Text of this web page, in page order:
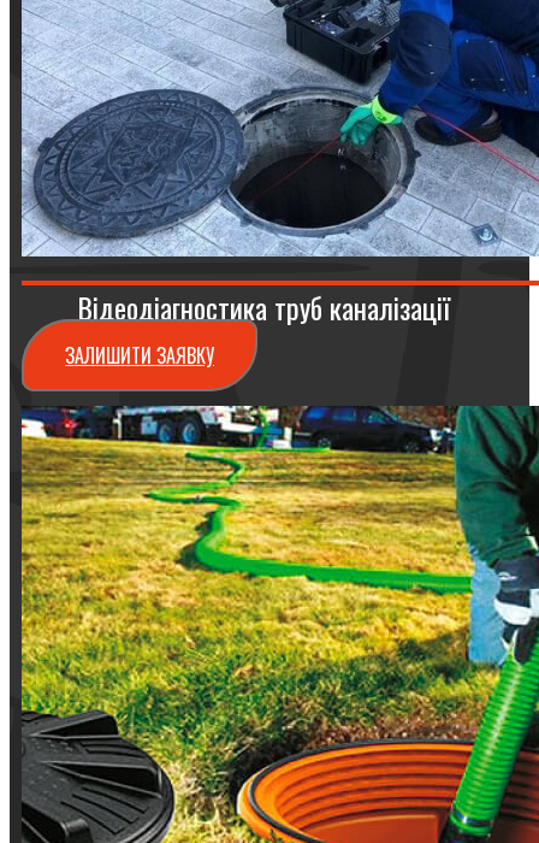
Відеодіагностика труб каналізації
ЗАЛИШИТИ ЗАЯВКУ